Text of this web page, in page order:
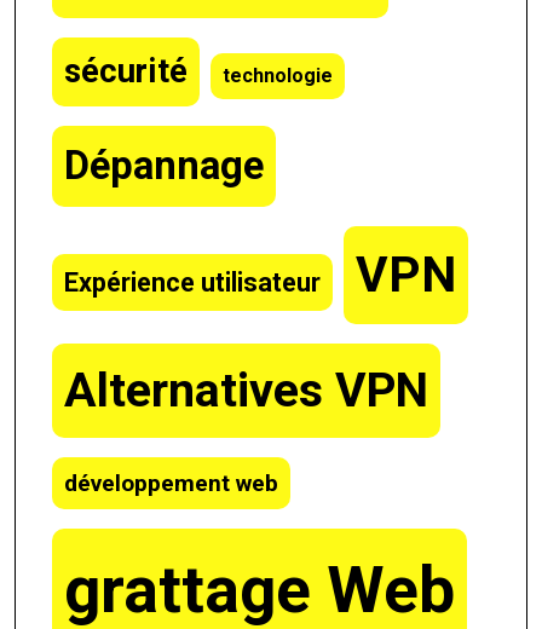
sécurité technologie
Dépannage
Expérience utilisateur VPN
Alternatives VPN
développement web
grattage Web